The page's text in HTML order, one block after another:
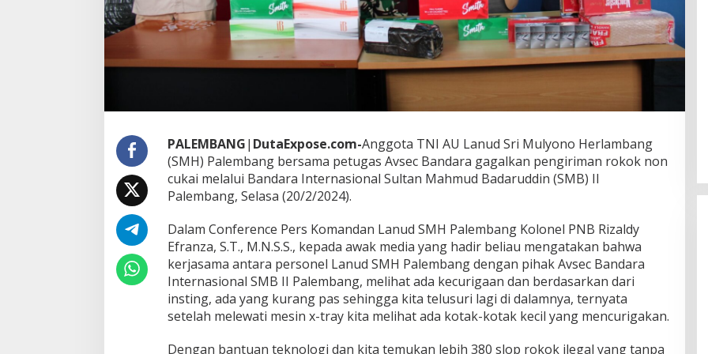
k
a
n
i
m
a
R
k
o
k
o
n
C
k
PALEMBANG| DutaExpose.com-Anggota TNI AU Lanud Sri Mulyono Herlambang
(SMH) Palembang bersama petugas Avsec Bandara gagalkan pengiriman rokok non
cukai melalui Bandara Internasional Sultan Mahmud Badaruddin (SMB) II
Palembang, Selasa (20/2/2024).
Dalam Conference Pers Komandan Lanud SMH Palembang Kolonel PNB Rizaldy
Efranza, S.T., M.N.S.S., kepada awak media yang hadir beliau mengatakan bahwa
kerjasama antara personel Lanud SMH Palembang dengan pihak Avsec Bandara
Internasional SMB II Palembang, melihat ada kecurigaan dan berdasarkan dari
insting, ada yang kurang pas sehingga kita telusuri lagi di dalamnya, ternyata
setelah melewati mesin x-tray kita melihat ada kotak-kotak kecil yang mencurigakan.
Dengan bantuan teknologi dan kita temukan lebih 380 slop rokok ilegal yang tanpa
DPW PAN Sumsel Segera
2025
Di Politik | Sabtu, 15-03-2025, | 17:12,